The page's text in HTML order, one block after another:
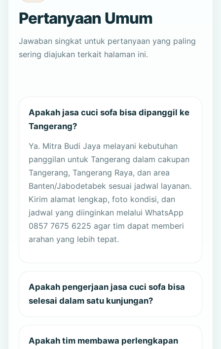
Pertanyaan Umum
Jawaban singkat untuk pertanyaan yang paling
sering diajukan terkait halaman ini.
Apakah jasa cuci sofa bisa dipanggil ke
Tangerang?
Ya. Mitra Budi Jaya melayani kebutuhan
panggilan untuk Tangerang dalam cakupan
Tangerang, Tangerang Raya, dan area
Banten/Jabodetabek sesuai jadwal layanan.
Kirim alamat lengkap, foto kondisi, dan
jadwal yang diinginkan melalui WhatsApp
0857 7675 6225 agar tim dapat memberi
arahan yang lebih tepat.
Apakah pengerjaan jasa cuci sofa bisa
selesai dalam satu kunjungan?
Apakah tim membawa perlengkapan